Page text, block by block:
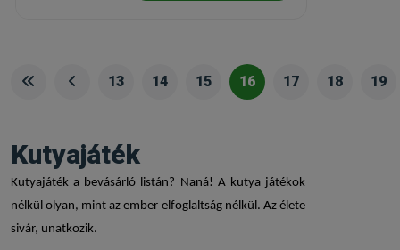
13 14 15 16 17 18 19
Kutyajáték
Kutyajáték a bevásárló listán? Naná! A kutya játékok
nélkül olyan, mint az ember elfoglaltság nélkül. Az élete
sivár, unatkozik.